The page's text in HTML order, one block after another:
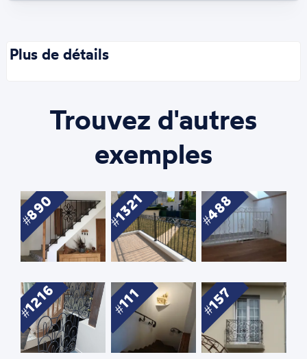
Plus de détails
Trouvez d'autres
exemples
890 1321 488
1216 111 157